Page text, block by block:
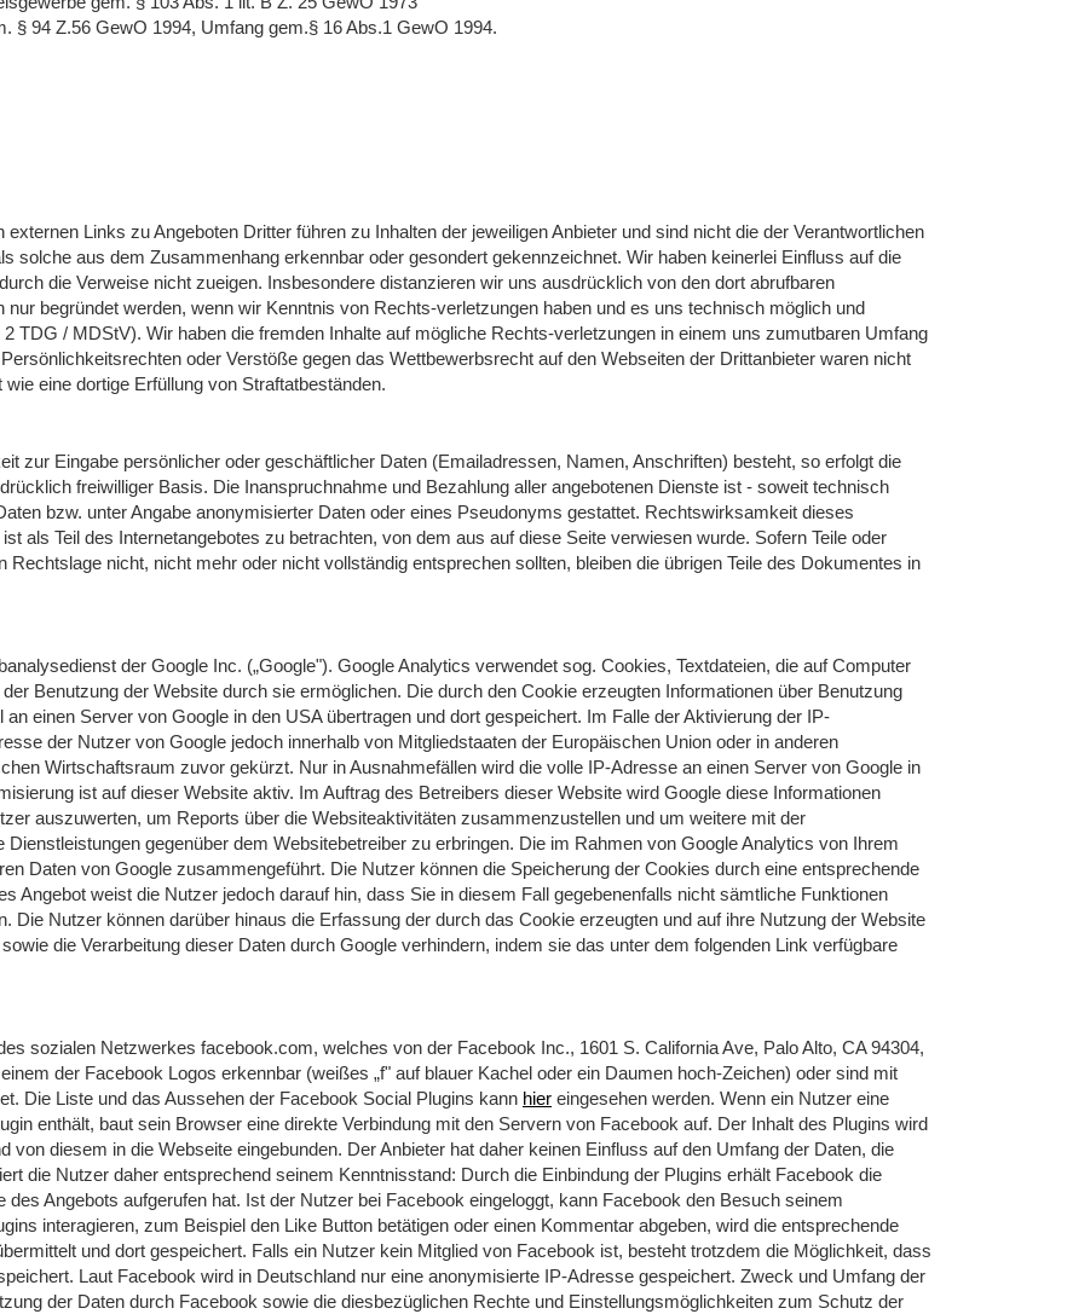
§ 94 Z.56 GewO 1994, Umfang gem.§ 16 Abs.1 GewO 1994.
Links zu Angeboten Dritter führen zu Inhalten der jeweiligen Anbieter und sind nicht die der Verantwortlichen
solche aus dem Zusammenhang erkennbar oder gesondert gekennzeichnet. Wir haben keinerlei Einfluss auf die
die Verweise nicht zueigen. Insbesondere distanzieren wir uns ausdrücklich von den dort abrufbaren
begründet werden, wenn wir Kenntnis von Rechts-verletzungen haben und es uns technisch möglich und
TDG / MDStV). Wir haben die fremden Inhalte auf mögliche Rechts-verletzungen in einem uns zumutbaren Umfang
oder Verstöße gegen das Wettbewerbsrecht auf den Webseiten der Drittanbieter waren nicht
eine dortige Erfüllung von Straftatbeständen.
zur Eingabe persönlicher oder geschäftlicher Daten (Emailadressen, Namen, Anschriften) besteht, so erfolgt die
freiwilliger Basis. Die Inanspruchnahme und Bezahlung aller angebotenen Dienste ist - soweit technisch
bzw. unter Angabe anonymisierter Daten oder eines Pseudonyms gestattet. Rechtswirksamkeit dieses
als Teil des Internetangebotes zu betrachten, von dem aus auf diese Seite verwiesen wurde. Sofern Teile oder
nicht, nicht mehr oder nicht vollständig entsprechen sollten, bleiben die übrigen Teile des Dokumentes in
der Google Inc. („Google"). Google Analytics verwendet sog. Cookies, Textdateien, die auf Computer
Benutzung der Website durch sie ermöglichen. Die durch den Cookie erzeugten Informationen über Benutzung
einen Server von Google in den USA übertragen und dort gespeichert. Im Falle der Aktivierung der IP-
der Nutzer von Google jedoch innerhalb von Mitgliedstaaten der Europäischen Union oder in anderen
Wirtschaftsraum zuvor gekürzt. Nur in Ausnahmefällen wird die volle IP-Adresse an einen Server von Google in
ist auf dieser Website aktiv. Im Auftrag des Betreibers dieser Website wird Google diese Informationen
auszuwerten, um Reports über die Websiteaktivitäten zusammenzustellen und um weitere mit der
gegenüber dem Websitebetreiber zu erbringen. Die im Rahmen von Google Analytics von Ihrem
Daten von Google zusammengeführt. Die Nutzer können die Speicherung der Cookies durch eine entsprechende
Angebot weist die Nutzer jedoch darauf hin, dass Sie in diesem Fall gegebenenfalls nicht sämtliche Funktionen
Die Nutzer können darüber hinaus die Erfassung der durch das Cookie erzeugten und auf ihre Nutzung der Website
die Verarbeitung dieser Daten durch Google verhindern, indem sie das unter dem folgenden Link verfügbare
sozialen Netzwerkes facebook.com, welches von der Facebook Inc., 1601 S. California Ave, Palo Alto, CA 94304,
der Facebook Logos erkennbar (weißes „f" auf blauer Kachel oder ein Daumen hoch-Zeichen) oder sind mit
Die Liste und das Aussehen der Facebook Social Plugins kann hier eingesehen werden. Wenn ein Nutzer eine
enthält, baut sein Browser eine direkte Verbindung mit den Servern von Facebook auf. Der Inhalt des Plugins wird
diesem in die Webseite eingebunden. Der Anbieter hat daher keinen Einfluss auf den Umfang der Daten, die
die Nutzer daher entsprechend seinem Kenntnisstand: Durch die Einbindung der Plugins erhält Facebook die
Angebots aufgerufen hat. Ist der Nutzer bei Facebook eingeloggt, kann Facebook den Besuch seinem
interagieren, zum Beispiel den Like Button betätigen oder einen Kommentar abgeben, wird die entsprechende
und dort gespeichert. Falls ein Nutzer kein Mitglied von Facebook ist, besteht trotzdem die Möglichkeit, dass
Laut Facebook wird in Deutschland nur eine anonymisierte IP-Adresse gespeichert. Zweck und Umfang der
der Daten durch Facebook sowie die diesbezüglichen Rechte und Einstellungsmöglichkeiten zum Schutz der